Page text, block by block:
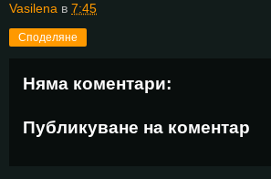
Vasilena в 7:45
Споделяне
Няма коментари:
Публикуване на коментар